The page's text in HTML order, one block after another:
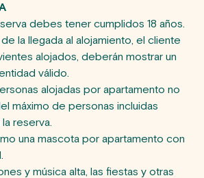
alojados, deberán mostrar un
válido.
máximo de personas incluidas
reserva.